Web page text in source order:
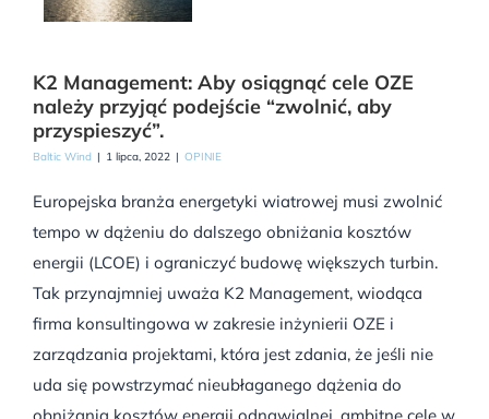
K2 Management: Aby osiągnąć cele OZE
należy przyjąć podejście “zwolnić, aby
przyspieszyć”.
Baltic Wind | 1 lipca, 2022 | OPINIE
Europejska branża energetyki wiatrowej musi zwolnić
tempo w dążeniu do dalszego obniżania kosztów
energii (LCOE) i ograniczyć budowę większych turbin.
Tak przynajmniej uważa K2 Management, wiodąca
firma konsultingowa w zakresie inżynierii OZE i
zarządzania projektami, która jest zdania, że jeśli nie
uda się powstrzymać nieubłaganego dążenia do